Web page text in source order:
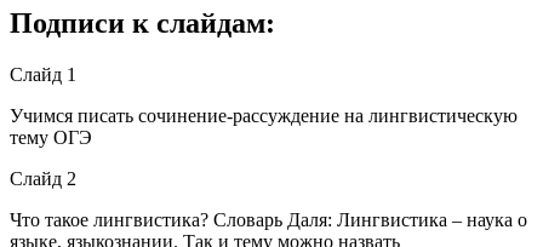
Подписи к слайдам:
Слайд 1
Учимся писать сочинение-рассуждение на лингвистическую
тему ОГЭ
Слайд 2
Что такое лингвистика? Словарь Даля: Лингвистика – наука о
языке, языкознании. Так и тему можно назвать